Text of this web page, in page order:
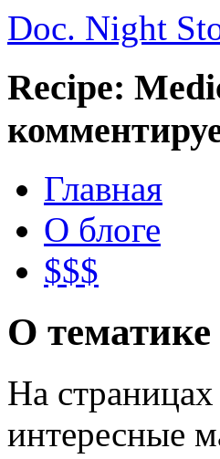
Doc. Night
Recipe:
Главная
О блоге
$$$
О тематике
На
интересные